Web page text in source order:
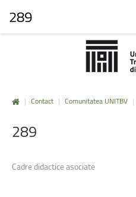
| Contact | Comunitatea UNITBV |
289
Cadre didactice asociate
289